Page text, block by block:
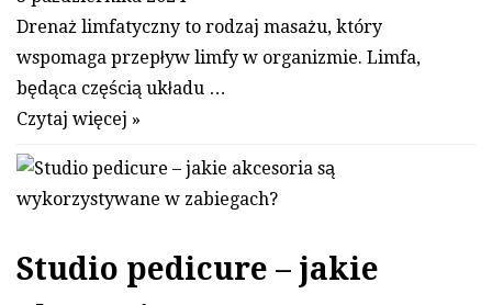
3 października 2024
Drenaż limfatyczny to rodzaj masażu, który
wspomaga przepływ limfy w organizmie. Limfa,
będąca częścią układu …
Czytaj więcej »
Studio pedicure – jakie